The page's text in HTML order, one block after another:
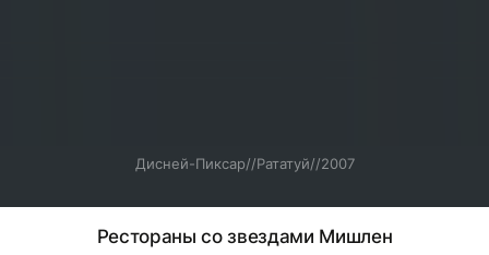
Дисней-Пиксар//Рататуй//2007
Рестораны со звездами Мишлен